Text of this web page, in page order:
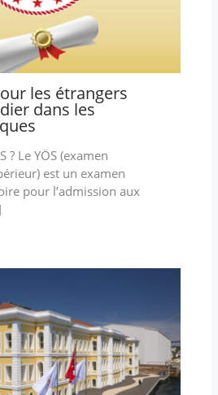
les étrangers
dans les
? Le YÖS (examen
est un examen
pour l’admission aux